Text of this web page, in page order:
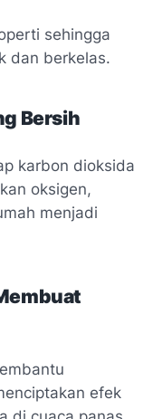
sehingga
dan berkelas.
Bersih
karbon dioksida
oksigen,
menjadi
efek